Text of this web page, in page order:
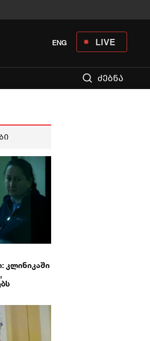
LIVE
ENG
ძებნა
კლინიკაში